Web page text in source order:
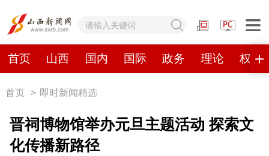
首页 山西 国内 国际 政务 理论 权威
网站地图
首页 山西
政务 理论 权威发布 原创
首页 > 即时新闻精选
晋祠博物馆举办元旦主题活动 探索文
化传播新路径